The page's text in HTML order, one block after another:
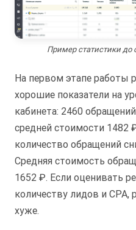
Пример статистики
На первом этапе работы
хорошие показатели на
кабинета: 2460
средней стоимости 1482
количество обращений
Средняя стоимость
1652 ₽. Если оценивать
количеству лидов и
хуже.